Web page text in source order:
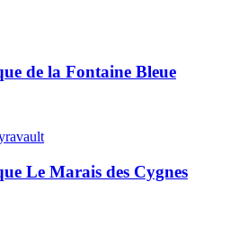
de la Fontaine Bleue
Le Marais des Cygnes